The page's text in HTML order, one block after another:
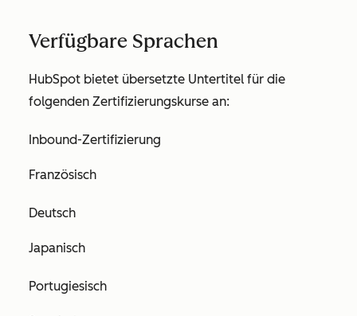
Verfügbare Sprachen
HubSpot bietet übersetzte Untertitel für die
folgenden Zertifizierungskurse an:
Inbound-Zertifizierung
Französisch
Deutsch
Japanisch
Portugiesisch